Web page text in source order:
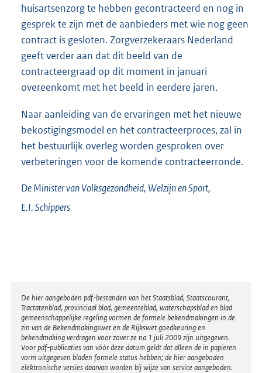
huisartsenzorg te hebben gecontracteerd en nog in
gesprek te zijn met de aanbieders met wie nog geen
contract is gesloten. Zorgverzekeraars Nederland
geeft verder aan dat dit beeld van de
contracteergraad op dit moment in januari
overeenkomt met het beeld in eerdere jaren.
Naar aanleiding van de ervaringen met het nieuwe
bekostigingsmodel en het contracteerproces, zal in
het bestuurlijk overleg worden gesproken over
verbeteringen voor de komende contracteerronde.
De Minister van Volksgezondheid, Welzijn en Sport,
E.I.Schippers
Disclaimer
De hier aangeboden pdf-bestanden van het Staatsblad, Staatscourant,
Tractatenblad, provinciaal blad, gemeenteblad, waterschapsblad en blad
gemeenschappelijke regeling vormen de formele bekendmakingen in de
zin van de Bekendmakingswet en de Rijkswet goedkeuring en
bekendmaking verdragen voor zover ze na 1 juli 2009 zijn uitgegeven.
Voor pdf-publicaties van vóór deze datum geldt dat alleen de in papieren
vorm uitgegeven bladen formele status hebben; de hier aangeboden
elektronische versies daarvan worden bij wijze van service aangeboden.